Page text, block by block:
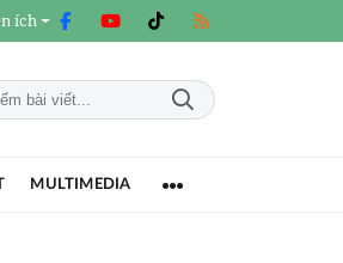
ích
MULTIMEDIA